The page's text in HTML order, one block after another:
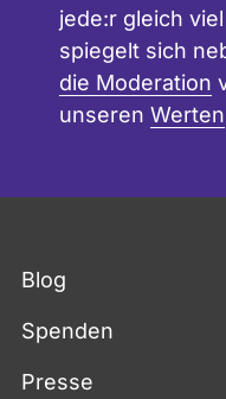
jede:r gleich
spiegelt sich
die Moderation
unseren Werten
Blog
Spenden
Presse